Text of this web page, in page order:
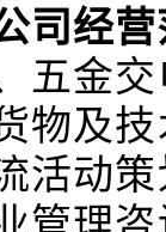
司经
五金
物及
活动